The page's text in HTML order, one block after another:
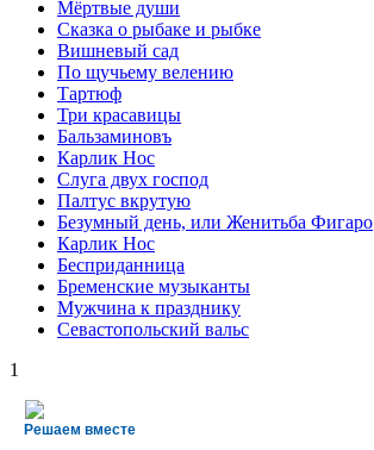
Мёртвые души
Сказка о рыбаке и рыбке
Вишневый сад
По щучьему велению
Тартюф
Три красавицы
Бальзаминовъ
Карлик Нос
Слуга двух господ
Палтус вкрутую
Безумный день, или Женитьба Фигаро
Карлик Нос
Бесприданница
Бременские музыканты
Мужчина к празднику
Севастопольский вальс
1
Решаем вместе